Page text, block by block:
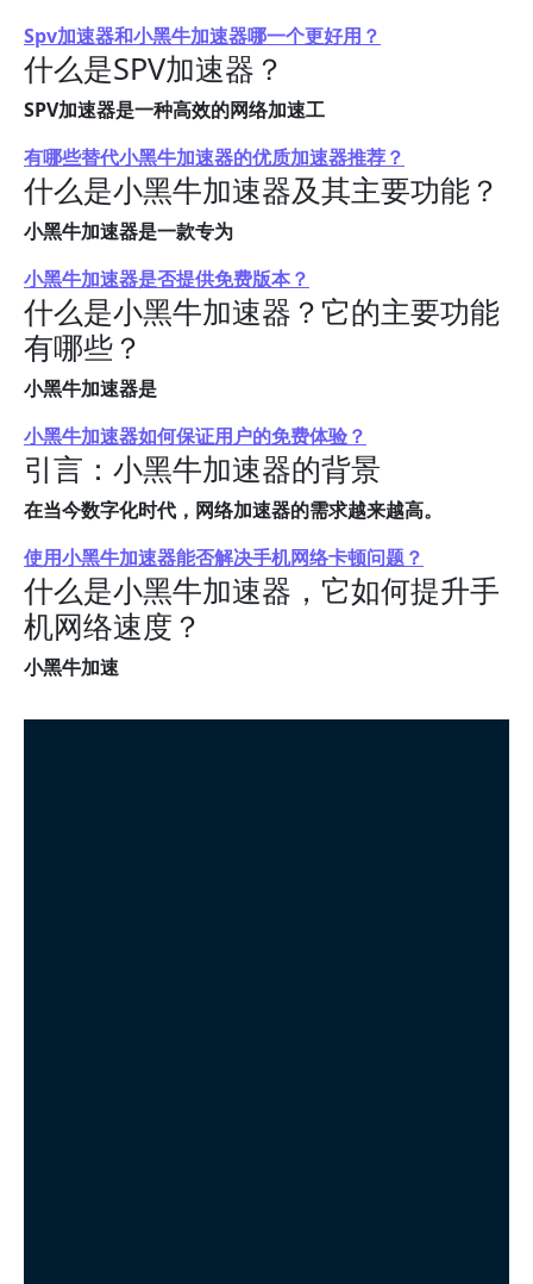
Spv加速器和小黑牛加速器哪一个更好用？
什么是SPV加速器？
SPV加速器是一种高效的网络加速工
有哪些替代小黑牛加速器的优质加速器推荐？
什么是小黑牛加速器及其主要功能？
小黑牛加速器是一款专为
小黑牛加速器是否提供免费版本？
什么是小黑牛加速器？它的主要功能
有哪些？
小黑牛加速器是
小黑牛加速器如何保证用户的免费体验？
引言：小黑牛加速器的背景
在当今数字化时代，网络加速器的需求越来越高。
使用小黑牛加速器能否解决手机网络卡顿问题？
什么是小黑牛加速器，它如何提升手
机网络速度？
小黑牛加速